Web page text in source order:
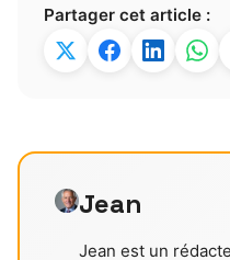
Partager cet article :
Jean
Jean est un